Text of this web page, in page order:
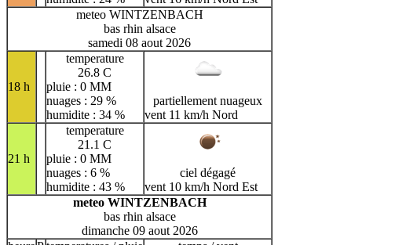
meteo WINTZENBACH
bas rhin alsace
samedi 08 aout 2026
18 h
temperature
26.8 C
pluie : 0 MM
nuages : 29 %
humidite : 34 %
partiellement nuageux
vent 11 km/h Nord
21 h
temperature
21.1 C
pluie : 0 MM
nuages : 6 %
humidite : 43 %
ciel dégagé
vent 10 km/h Nord Est
meteo WINTZENBACH
bas rhin alsace
dimanche 09 aout 2026